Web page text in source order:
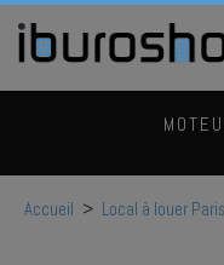
Accueil > Local à louer Paris